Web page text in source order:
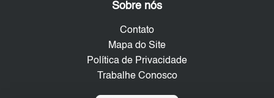
Sobre nós
Contato
Mapa do Site
Política de Privacidade
Trabalhe Conosco